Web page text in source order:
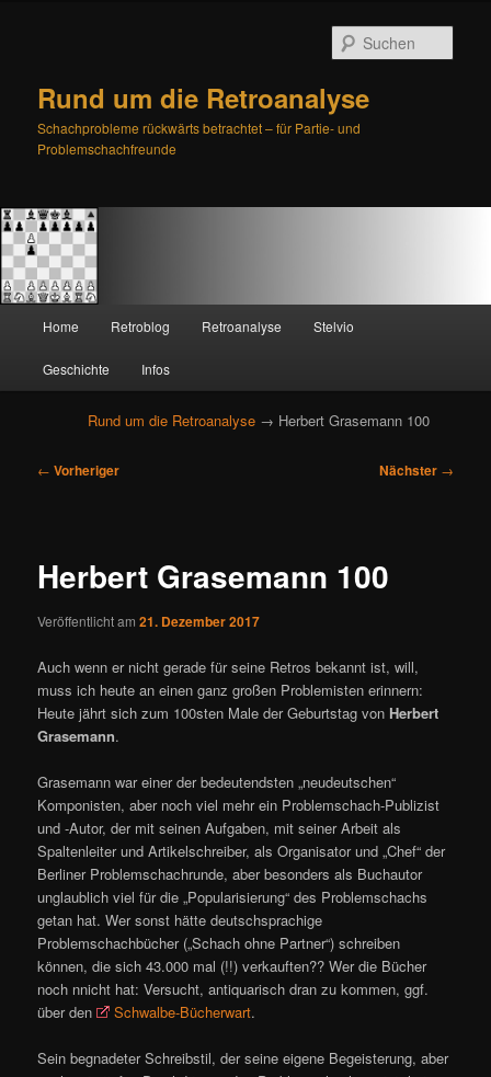
Rund um die Retroanalyse
Schachprobleme rückwärts betrachtet – für Partie- und
Problemschachfreunde
Zum
primären
Inhalt
springen
Zum
sekundären
Inhalt
springen
Home Retroblog Retroanalyse Stelvio
Geschichte Infos
Rund um die Retroanalyse → Herbert Grasemann 100
B
a
s
a
v
i
g
t
i
o
n
← Vorheriger Nächster →
Herbert Grasemann 100
Veröffentlicht am21. Dezember 2017
Auch wenn er nicht gerade für seine Retros bekannt ist, will,
muss ich heute an einen ganz großen Problemisten erinnern:
Heute jährt sich zum 100sten Male der Geburtstag von Herbert
Grasemann.
Grasemann war einer der bedeutendsten „neudeutschen“
Komponisten, aber noch viel mehr ein Problemschach-Publizist
und -Autor, der mit seinen Aufgaben, mit seiner Arbeit als
Spaltenleiter und Artikelschreiber, als Organisator und „Chef“ der
Berliner Problemschachrunde, aber besonders als Buchautor
unglaublich viel für die „Popularisierung“ des Problemschachs
getan hat. Wer sonst hätte deutschsprachige
Problemschachbücher („Schach ohne Partner“) schreiben
können, die sich 43.000 mal (!!) verkauften?? Wer die Bücher
noch nnicht hat: Versucht, antiquarisch dran zu kommen, ggf.
über den
Schwalbe-Bücherwart.
Sein begnadeter Schreibstil, der seine eigene Begeisterung, aber